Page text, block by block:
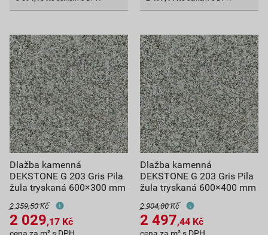
Dlažba kamenná
DEKSTONE G 203 Gris Pila
žula tryskaná 600×300 mm
2 359,50 Kč
2 029,17 Kč
Dlažba kamenná
DEKSTONE G 203 Gris Pila
žula tryskaná 600×400 mm
2 904,00 Kč
2 497,44 Kč